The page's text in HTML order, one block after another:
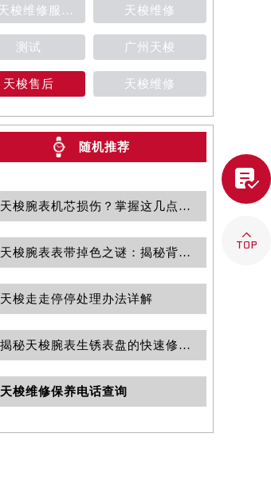
广州天梭维修服务中心 天梭维修
测试 广州天梭
天梭售后 天梭维修
随机推荐
天梭腕表机芯损伤？掌握这几点轻松修复
天梭腕表表带掉色之谜：揭秘背后原因，守护你的时间伴侣
天梭走走停停处理办法详解
揭秘天梭腕表生锈表盘的快速修复技巧，轻松焕新爱表！
天梭维修保养电话查询

